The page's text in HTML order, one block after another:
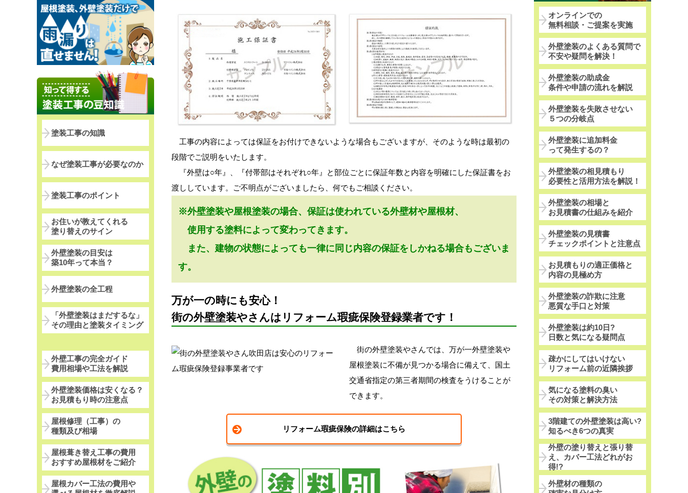
工事の内容によっては保証をお付けできないような場合もございますが、そのような時は最初の
段階でご説明をいたします。
『外壁は○年』、『付帯部はそれぞれ○年』と部位ごとに保証年数と内容を明確にした保証書をお
渡ししています。ご不明点がございましたら、何でもご相談ください。
※外壁塗装や屋根塗装の場合、保証は使われている外壁材や屋根材、
使用する塗料によって変わってきます。
また、建物の状態によっても一律に同じ内容の保証をしかねる場合もございま
す。
万が一の時にも安心！
街の外壁塗装やさんはリフォーム瑕疵保険登録業者です！
街の外壁塗装やさんでは、万が一外壁塗装や
屋根塗装に不備が見つかる場合に備えて、国土
交通省指定の第三者期間の検査をうけることが
できます。
リフォーム瑕疵保険の詳細はこちら
オンラインでの
無料相談・ご提案を実施
外壁塗装のよくある質問で
不安や疑問を解決！
外壁塗装の助成金
条件や申請の流れを解説
外壁塗装を失敗させない
５つの分岐点
外壁塗装に追加料金
って発生するの？
外壁塗装の相見積もり
必要性と活用方法を解説！
外壁塗装の相場と
お見積書の仕組みを紹介
外壁塗装の見積書
チェックポイントと注意点
お見積もりの適正価格と
内容の見極め方
外壁塗装の詐欺に注意
悪質な手口と対策
外壁塗装は約10日?
日数と気になる疑問点
疎かにしてはいけない
リフォーム前の近隣挨拶
気になる塗料の臭い
その対策と解決方法
3階建ての外壁塗装は高い?
知るべき6つの真実
外壁の塗り替えと張り替
え、カバー工法どれがお
得!?
外壁材の種類の
塗装工事の知識
なぜ塗装工事が必要なのか
塗装工事のポイント
お住いが教えてくれる
塗り替えのサイン
外壁塗装の目安は
築10年って本当？
外壁塗装の全工程
「外壁塗装はまだするな」
その理由と塗装タイミング
外壁工事の完全ガイド
費用相場や工法を解説
外壁塗装価格は安くなる？
お見積もり時の注意点
屋根修理（工事）の
種類及び相場
屋根葺き替え工事の費用
おすすめ屋根材をご紹介
屋根カバー工法の費用や